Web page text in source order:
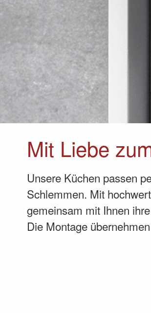
Mit Liebe
Unsere Küchen passen
Schlemmen. Mit
gemeinsam mit Ihnen
Die Montage